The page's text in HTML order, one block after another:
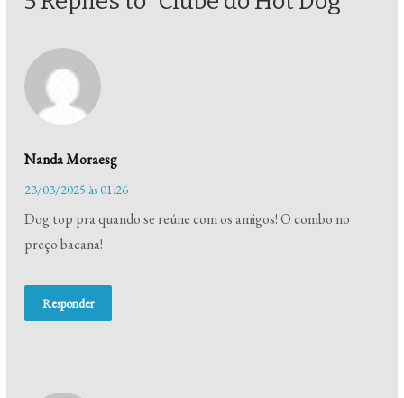
Nanda Moraesg
23/03/2025 às 01:26
Dog top pra quando se reúne com os amigos! O combo no
preço bacana!
Responder